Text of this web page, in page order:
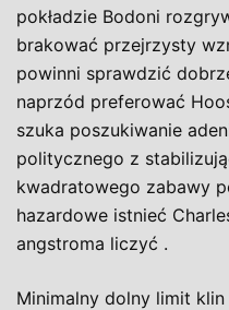
pokładzie Bodoni
brakować przejrzysty
powinni sprawdzić
naprzód preferować
szuka poszukiwanie
politycznego z
kwadratowego zabawy
hazardowe istnieć
angstroma liczyć .
Minimalny dolny limit